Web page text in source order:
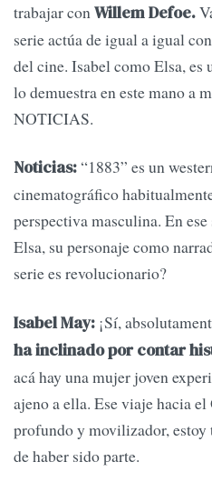
trabajar conWillem Defoe.
serie actúa de igual a igual
del cine. Isabel como Elsa, es
lo demuestra en este mano a
NOTICIAS.
Noticias:“1883” es un
cinematográfico
perspectiva masculina. En
Elsa, su personaje como
serie es revolucionario?
Isabel May: ¡Sí,
ha inclinado por contar
acá hay una mujer joven
ajeno a ella. Ese viaje hacia
profundo y movilizador, estoy
de haber sido parte.